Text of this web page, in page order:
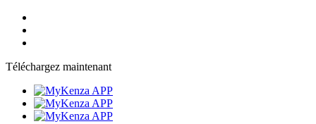
Téléchargez maintenant